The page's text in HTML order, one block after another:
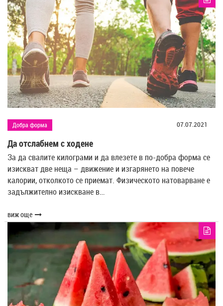
Добра форма 07.07.2021
Да отслабнем с ходене
За да свалите килограми и да влезете в по-добра форма се
изискват две неща – движение и изгарянето на повече
калории, отколкото се приемат. Физическото натоварване е
задължително изискване в…
виж още